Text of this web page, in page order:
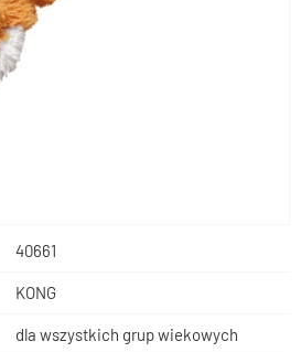
40661
KONG
dla wszystkich grup wiekowych